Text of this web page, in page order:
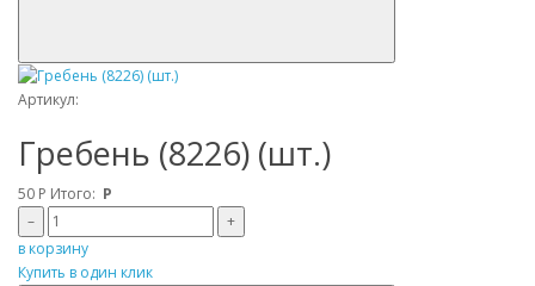
Артикул:
Гребень (8226) (шт.)
50 Р Итого: Р
–
+
в корзину
Купить в один клик